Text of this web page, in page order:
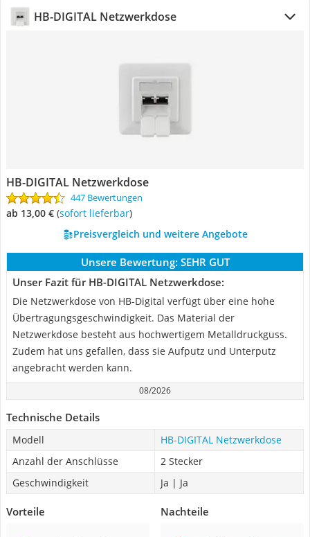
HB-DIGITAL Netzwerkdose
HB-DIGITAL Netzwerkdose
447 Bewertungen
ab 13,00 € ( Sofort lieferbar)
Preisvergleich und weitere Angebote
Unsere Bewertung: SEHR GUT
Unser Fazit für HB-DIGITAL Netzwerkdose:
Die Netzwerkdose von HB-Digital verfügt über eine hohe
Übertragungsgeschwindigkeit. Das Material der
Netzwerkdose besteht aus hochwertigem Metalldruckguss.
Zudem hat uns gefallen, dass sie Aufputz und Unterputz
angebracht werden kann.
08/2026
Technische Details
Modell
HB-DIGITAL Netzwerkdose
Anzahl der Anschlüsse
2 Stecker
Geschwindigkeit
Ja | Ja
Vorteile Nachteile